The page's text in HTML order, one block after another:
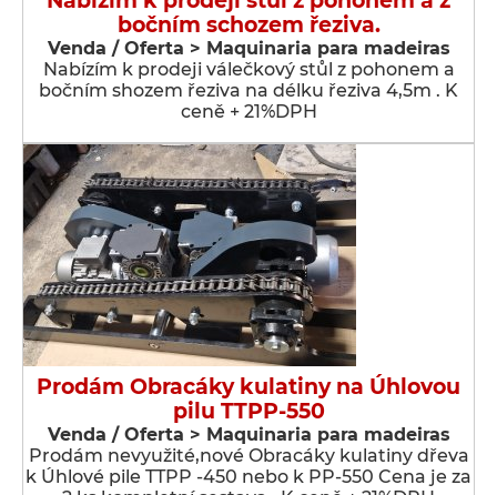
bočním schozem řeziva.
Venda / Oferta > Maquinaria para madeiras
Nabízím k prodeji válečkový stůl z pohonem a
bočním shozem řeziva na délku řeziva 4,5m . K
ceně + 21%DPH
Prodám Obracáky kulatiny na Úhlovou
pilu TTPP-550
Venda / Oferta > Maquinaria para madeiras
Prodám nevyužité,nové Obracáky kulatiny dřeva
k Úhlové pile TTPP -450 nebo k PP-550 Cena je za